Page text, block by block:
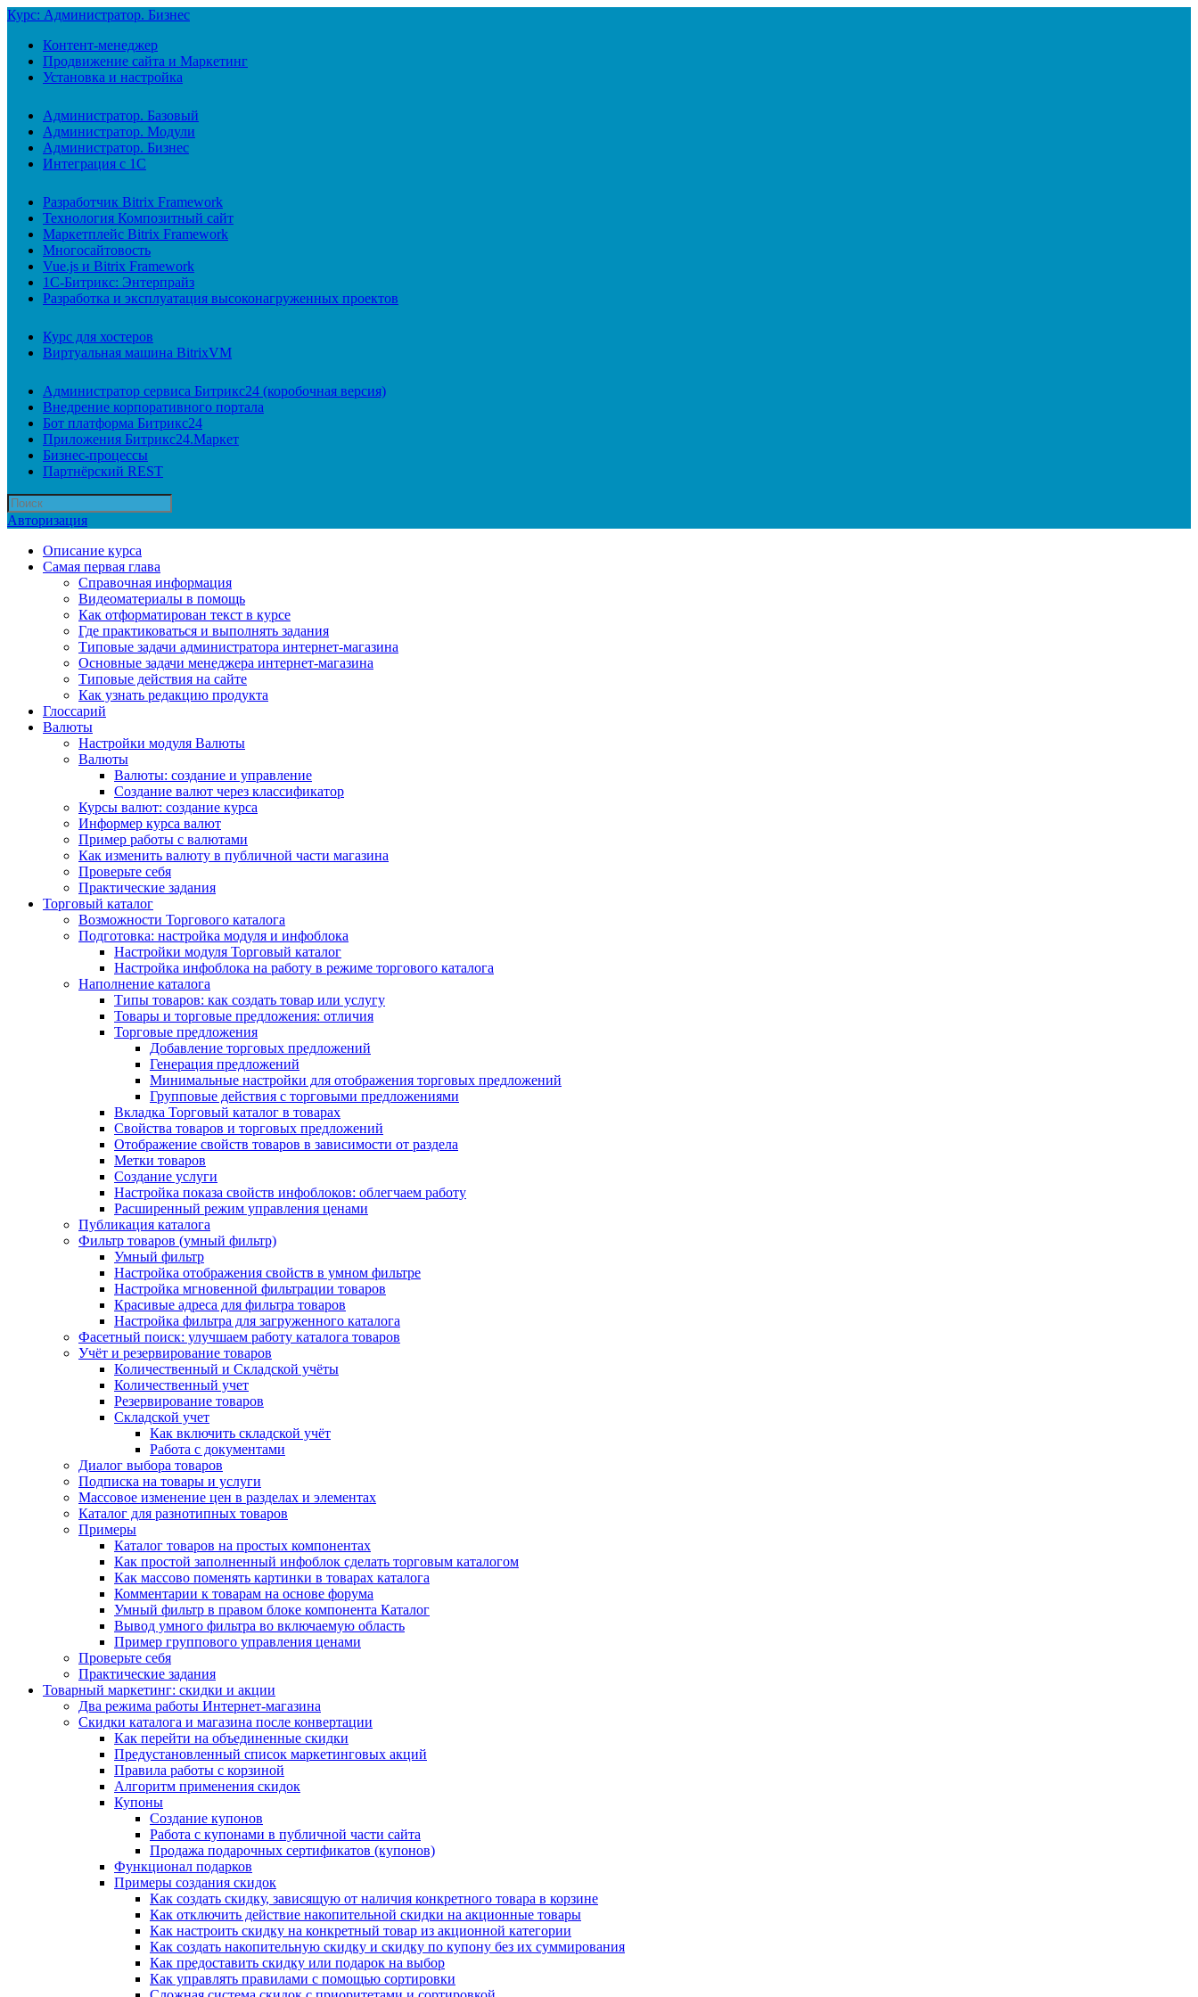
Курс: Администратор. Бизнес
Контент-менеджер
Продвижение сайта и Маркетинг
Установка и настройка
Администратор. Базовый
Администратор. Модули
Администратор. Бизнес
Интеграция с 1С
Разработчик Bitrix Framework
Технология Композитный сайт
Маркетплейс Bitrix Framework
Многосайтовость
Vue.js и Bitrix Framework
1С-Битрикс: Энтерпрайз
Разработка и эксплуатация высоконагруженных проектов
Курс для хостеров
Виртуальная машина BitrixVM
Администратор сервиса Битрикс24 (коробочная версия)
Внедрение корпоративного портала
Бот платформа Битрикс24
Приложения Битрикс24.Маркет
Бизнес-процессы
Партнёрский REST
Авторизация
Описание курса
Самая первая глава
Справочная информация
Видеоматериалы в помощь
Как отформатирован текст в курсе
Где практиковаться и выполнять задания
Типовые задачи администратора интернет-магазина
Основные задачи менеджера интернет-магазина
Типовые действия на сайте
Как узнать редакцию продукта
Глоссарий
Валюты
Настройки модуля Валюты
Валюты
Валюты: создание и управление
Создание валют через классификатор
Курсы валют: создание курса
Информер курса валют
Пример работы с валютами
Как изменить валюту в публичной части магазина
Проверьте себя
Практические задания
Торговый каталог
Возможности Торгового каталога
Подготовка: настройка модуля и инфоблока
Настройки модуля Торговый каталог
Настройка инфоблока на работу в режиме торгового каталога
Наполнение каталога
Типы товаров: как создать товар или услугу
Товары и торговые предложения: отличия
Торговые предложения
Добавление торговых предложений
Генерация предложений
Минимальные настройки для отображения торговых предложений
Групповые действия с торговыми предложениями
Вкладка Торговый каталог в товарах
Свойства товаров и торговых предложений
Отображение свойств товаров в зависимости от раздела
Метки товаров
Создание услуги
Настройка показа свойств инфоблоков: облегчаем работу
Расширенный режим управления ценами
Публикация каталога
Фильтр товаров (умный фильтр)
Умный фильтр
Настройка отображения свойств в умном фильтре
Настройка мгновенной фильтрации товаров
Красивые адреса для фильтра товаров
Настройка фильтра для загруженного каталога
Фасетный поиск: улучшаем работу каталога товаров
Учёт и резервирование товаров
Количественный и Складской учёты
Количественный учет
Резервирование товаров
Складской учет
Как включить складской учёт
Работа с документами
Диалог выбора товаров
Подписка на товары и услуги
Массовое изменение цен в разделах и элементах
Каталог для разнотипных товаров
Примеры
Каталог товаров на простых компонентах
Как простой заполненный инфоблок сделать торговым каталогом
Как массово поменять картинки в товарах каталога
Комментарии к товарам на основе форума
Умный фильтр в правом блоке компонента Каталог
Вывод умного фильтра во включаемую область
Пример группового управления ценами
Проверьте себя
Практические задания
Товарный маркетинг: скидки и акции
Два режима работы Интернет-магазина
Скидки каталога и магазина после конвертации
Как перейти на объединенные скидки
Предустановленный список маркетинговых акций
Правила работы с корзиной
Алгоритм применения скидок
Купоны
Создание купонов
Работа с купонами в публичной части сайта
Продажа подарочных сертификатов (купонов)
Функционал подарков
Примеры создания скидок
Как создать скидку, зависящую от наличия конкретного товара в корзине
Как отключить действие накопительной скидки на акционные товары
Как настроить скидку на конкретный товар из акционной категории
Как создать накопительную скидку и скидку по купону без их суммирования
Как предоставить скидку или подарок на выбор
Как управлять правилами с помощью сортировки